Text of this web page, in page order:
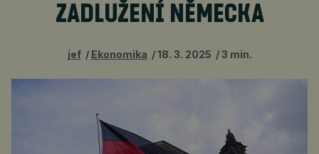
ZADLUŽENÍ NĚMECKA
jef Ekonomika 18. 3. 2025 3 min.